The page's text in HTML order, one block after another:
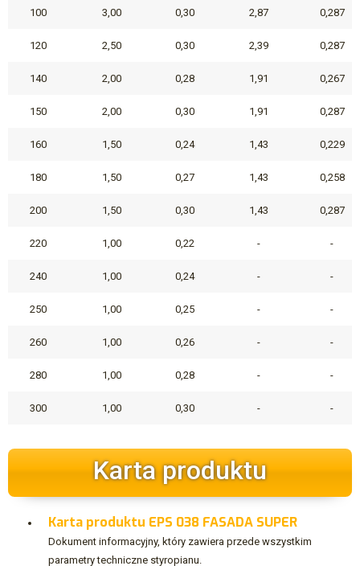
100 3,00 0,30 2,87 0,287
120 2,50 0,30 2,39 0,287
140 2,00 0,28 1,91 0,267
150 2,00 0,30 1,91 0,287
160 1,50 0,24 1,43 0,229
180 1,50 0,27 1,43 0,258
200 1,50 0,30 1,43 0,287
220 1,00 0,22 - -
240 1,00 0,24 - -
250 1,00 0,25 - -
260 1,00 0,26 - -
280 1,00 0,28 - -
300 1,00 0,30 - -
Karta produktu
Karta produktu EPS 038 FASADA SUPER
Dokument informacyjny, który zawiera przede wszystkim
parametry techniczne styropianu.